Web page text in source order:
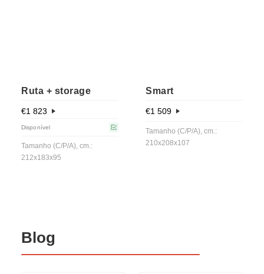
Ruta + storage
€1 823
Disponível
Tamanho (C/P/A), cm.:
212x183x95
Smart
€1 509
Tamanho (C/P/A), cm.:
210x208x107
Blog